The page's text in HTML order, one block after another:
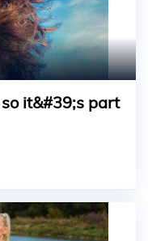
it&#39;s part